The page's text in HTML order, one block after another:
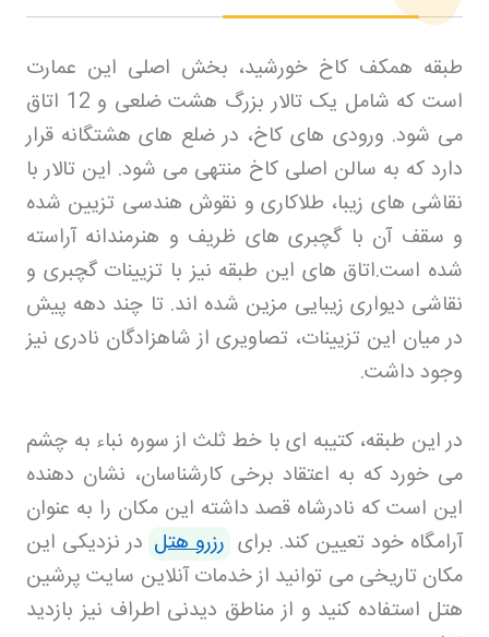
طبقه همکف کاخ خورشید، بخش اصلی این عمارت
است که شامل یک تالار بزرگ هشت ضلعی و 12 اتاق
می شود. ورودی های کاخ، در ضلع های هشتگانه قرار
دارد که به سالن اصلی کاخ منتهی می شود. این تالار با
نقاشی های زیبا، طلاکاری و نقوش هندسی تزیین شده
و سقف آن با گچبری های ظریف و هنرمندانه آراسته
شده است.اتاق های این طبقه نیز با تزیینات گچبری و
نقاشی دیواری زیبایی مزین شده اند. تا چند دهه پیش
در میان این تزیینات، تصاویری از شاهزادگان نادری نیز
وجود داشت.
در این طبقه، کتیبه ای با خط ثلث از سوره نباء به چشم
می خورد که به اعتقاد برخی کارشناسان، نشان دهنده
این است که نادرشاه قصد داشته این مکان را به عنوان
آرامگاه خود تعیین کند. برای رزرو هتل در نزدیکی این
مکان تاریخی می توانید از خدمات آنلاین سایت پرشین
هتل استفاده کنید و از مناطق دیدنی اطراف نیز بازدید